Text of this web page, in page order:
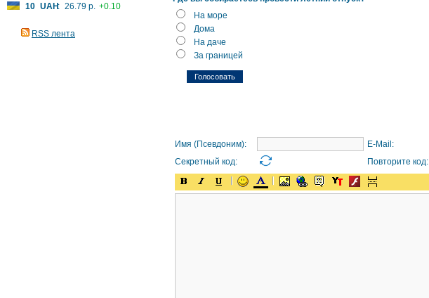
10 UAH: 26.79 р. +0.10
RSS лента
На море
Дома
На даче
За границей
Имя (Псевдоним):
E-Mail:
Секретный код:
Повторите код: